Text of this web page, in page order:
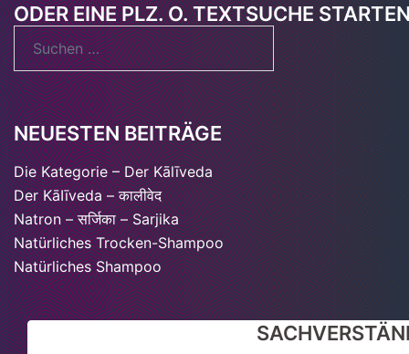
ODER EINE PLZ. O. TEXTSUCHE
Suchen
nach:
NEUESTEN BEITRÄGE
Die Kategorie – Der Kālīveda
Der KāIīveda – कालीवेद
Natron – सर्जिका – Sarjika
Natürliches Trocken-Shampoo
Natürliches Shampoo